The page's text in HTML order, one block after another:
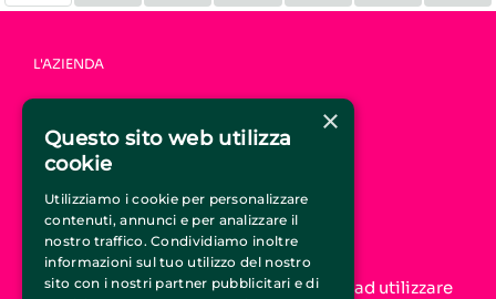
L'AZIENDA
CHI SIAMO
COME FUNZIONA
FAQ
UNISCITI A CIRCUSTICKET.IT
Aumenta la tua visibilità online e inizia ad utilizzare
×
Questo sito web utilizza
cookie
Utilizziamo i cookie per personalizzare
contenuti, annunci e per analizzare il
nostro traffico. Condividiamo inoltre
informazioni sul tuo utilizzo del nostro
sito con i nostri partner pubblicitari e di